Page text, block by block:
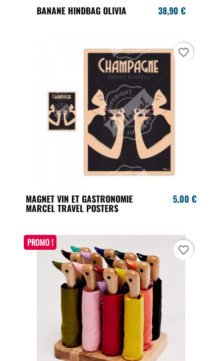
BANANE HINDBAG OLIVIA 38,90 €
MAGNET VIN ET GASTRONOMIE
MARCEL TRAVEL POSTERS
5,00 €
favorite_border
PROMO !
favorite_border